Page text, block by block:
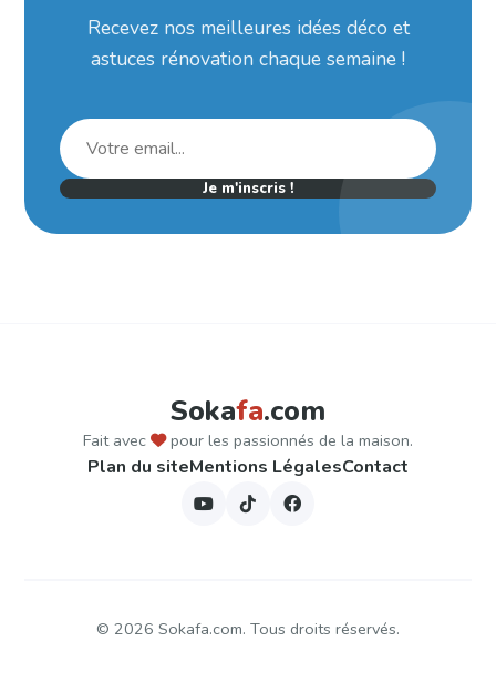
Recevez nos meilleures idées déco et
astuces rénovation chaque semaine !
Je m'inscris !
Sokafa.com
Fait avec pour les passionnés de la maison.
Plan du siteMentions LégalesContact
© 2026 Sokafa.com. Tous droits réservés.